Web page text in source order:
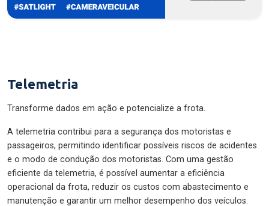
Telemetria
Transforme dados em ação e potencialize a frota.
A telemetria contribui para a segurança dos motoristas e
passageiros, permitindo identificar possíveis riscos de acidentes
e o modo de condução dos motoristas. Com uma gestão
eficiente da telemetria, é possível aumentar a eficiência
operacional da frota, reduzir os custos com abastecimento e
manutenção e garantir um melhor desempenho dos veículos.